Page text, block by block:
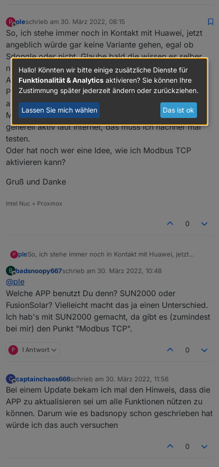
P
Offline
pleschrieb am 30. März 2022, 08:15
zuletzt editiert von
So, ich stehe immer noch in Kontakt mit Huawei, jetzt
angeblich würde gar keine Variante gehen, egal ob
Sdongle oder nicht. Glaube bald die wissen es selber
nicht.
Aber anscheinend bin ich nicht der einzige mit dem
Problem, dass in der APP der Punkt Modbus garnicht
auftaucht.
Mit der Firmware 123 des Dongles ist Modbus TCP
generell aktiv laut Internet, das muss ich nachher mal
testen.
Oder hat noch wer eine Idee, wie ich Modbus TCP
aktivieren kann?
Gruß und Danke
Intel Nuc + Proxmox
0
P pleSo, ich stehe immer noch in Kontakt mit Huawei, jetzt
Sdongle oder nicht. Glaube bald die wissen es selber nicht.
Problem, dass in der APP der Punkt Modbus garnicht
auftaucht.
Mit der Firmware 123 des Dongles ist Modbus TCP generell
aktiv laut Internet, das muss ich nachher mal testen.
Oder hat noch wer eine Idee, wie ich Modbus TCP
Gruß und Danke
B
Offline
badsnoopy667schrieb am 30. März 2022, 10:48
zuletzt editiert von
@ple
Welche APP benutzt Du denn? SUN2000 oder
FusionSolar? Vielleicht macht das ja einen Unterschied.
Ich hab's mit SUN2000 gemacht, da gibt es (zumindest
bei mir) den Punkt "Modbus TCP".
P 1 Antwort 0
C
Offline
captainchaos666schrieb am 30. März 2022, 11:56
zuletzt editiert von
Bei einem Update bekam ich mal den Hinweis, dass die
APP zu aktualisieren sei um alle Funktionen nützen zu
können. Darum wie es badsnopy schon geschrieben hat
würde ich das auch versuchen
0
Hallo! Könnten wir bitte einige zusätzliche Dienste für
Funktionalität & Analytics aktivieren? Sie können Ihre
Zustimmung später jederzeit ändern oder zurückziehen.
Lassen Sie mich wählen Das ist ok